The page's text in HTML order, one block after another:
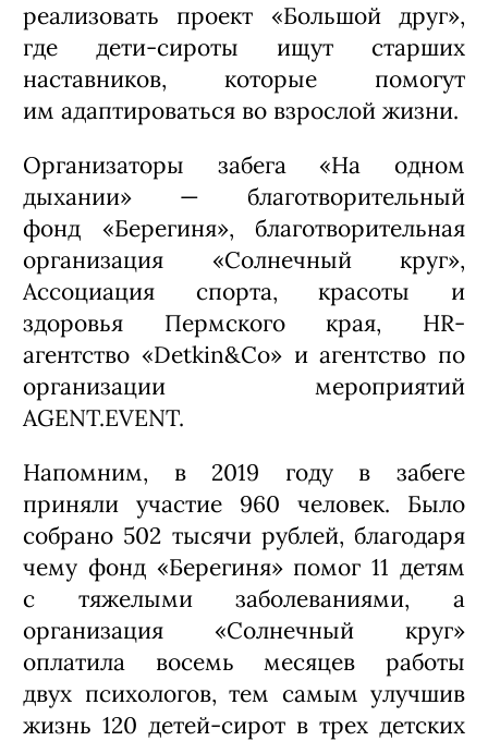
реализовать проект «Большой друг»,
где дети-сироты ищут старших
наставников, которые помогут
им адаптироваться во взрослой жизни.
Организаторы забега «На одном
дыхании» — благотворительный
фонд «Берегиня», благотворительная
организация «Солнечный круг»,
Ассоциация спорта, красоты и
здоровья Пермского края, HR-
агентство «Detkin&Co» и агентство по
организации мероприятий
AGENT.EVENT.
Напомним, в 2019 году в забеге
приняли участие 960 человек. Было
собрано 502 тысячи рублей, благодаря
чему фонд «Берегиня» помог 11 детям
с тяжелыми заболеваниями, а
организация «Солнечный круг»
оплатила восемь месяцев работы
двух психологов, тем самым улучшив
жизнь 120 детей-сирот в трех детских